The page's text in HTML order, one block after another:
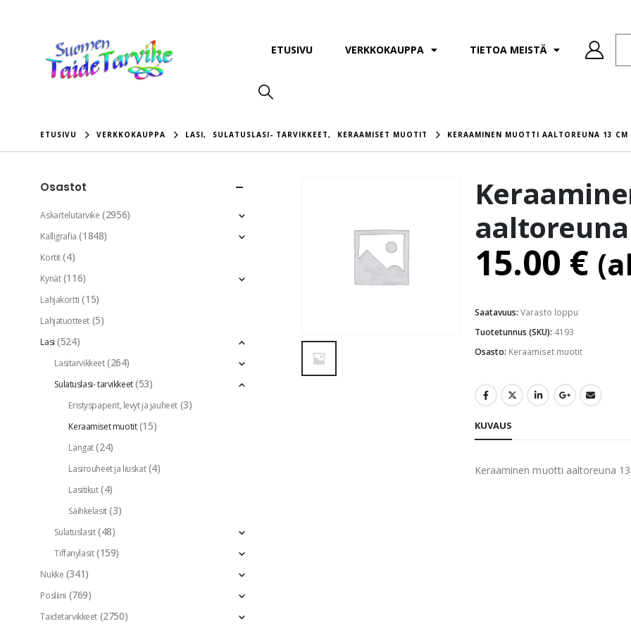
ETUSIVU VERKKOKAUPPA TIETOA MEISTÄ
ETUSIVU VERKKOKAUPPA LASI, SULATUSLASI- TARVIKKEET, KERAAMISET MUOTIT KERAAMINEN MUOTTI AALTOREUNA 13 CM
15.00 €
Saatavuus: Varasto loppu
Tuotetunnus (SKU): 4193
Osasto: Keraamiset muotit
KUVAUS
Keraaminen muotti aaltoreuna
Osastot
Askartelutarvike (2956)
Kalligrafia (1848)
Kortit (4)
Kynät (116)
Lahjakortti (15)
Lahjatuotteet (5)
Lasi (524)
Lasitarvikkeet (264)
Sulatuslasi- tarvikkeet (53)
Eristyspaperit, levyt ja jauheet (3)
Keraamiset muotit (15)
Langat (24)
Lasirouheet ja liuskat (4)
Lasitikut (4)
Säihkelasit (3)
Sulatuslasit (48)
Tiffanylasit (159)
Nukke (341)
Posliini (769)
Taidetarvikkeet (2750)